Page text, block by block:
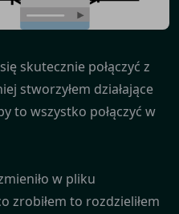
skutecznie połączyć z
stworzyłem działające
to wszystko połączyć w
w pliku
zrobiłem to rozdzieliłem